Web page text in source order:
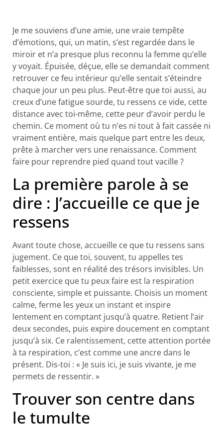
Je me souviens d’une amie, une vraie tempête
d’émotions, qui, un matin, s’est regardée dans le
miroir et n’a presque plus reconnu la femme qu’elle
y voyait. Épuisée, déçue, elle se demandait comment
retrouver ce feu intérieur qu’elle sentait s’éteindre
chaque jour un peu plus. Peut-être que toi aussi, au
creux d’une fatigue sourde, tu ressens ce vide, cette
distance avec toi-même, cette peur d’avoir perdu le
chemin. Ce moment où tu n’es ni tout à fait cassée ni
vraiment entière, mais quelque part entre les deux,
prête à marcher vers une renaissance. Comment
faire pour reprendre pied quand tout vacille ?
La première parole à se
dire : J’accueille ce que je
ressens
Avant toute chose, accueille ce que tu ressens sans
jugement. Ce que toi, souvent, tu appelles tes
faiblesses, sont en réalité des trésors invisibles. Un
petit exercice que tu peux faire est la respiration
consciente, simple et puissante. Choisis un moment
calme, ferme les yeux un instant et inspire
lentement en comptant jusqu’à quatre. Retient l’air
deux secondes, puis expire doucement en comptant
jusqu’à six. Ce ralentissement, cette attention portée
à ta respiration, c’est comme une ancre dans le
présent. Dis-toi : « Je suis ici, je suis vivante, je me
permets de ressentir. »
Trouver son centre dans
le tumulte